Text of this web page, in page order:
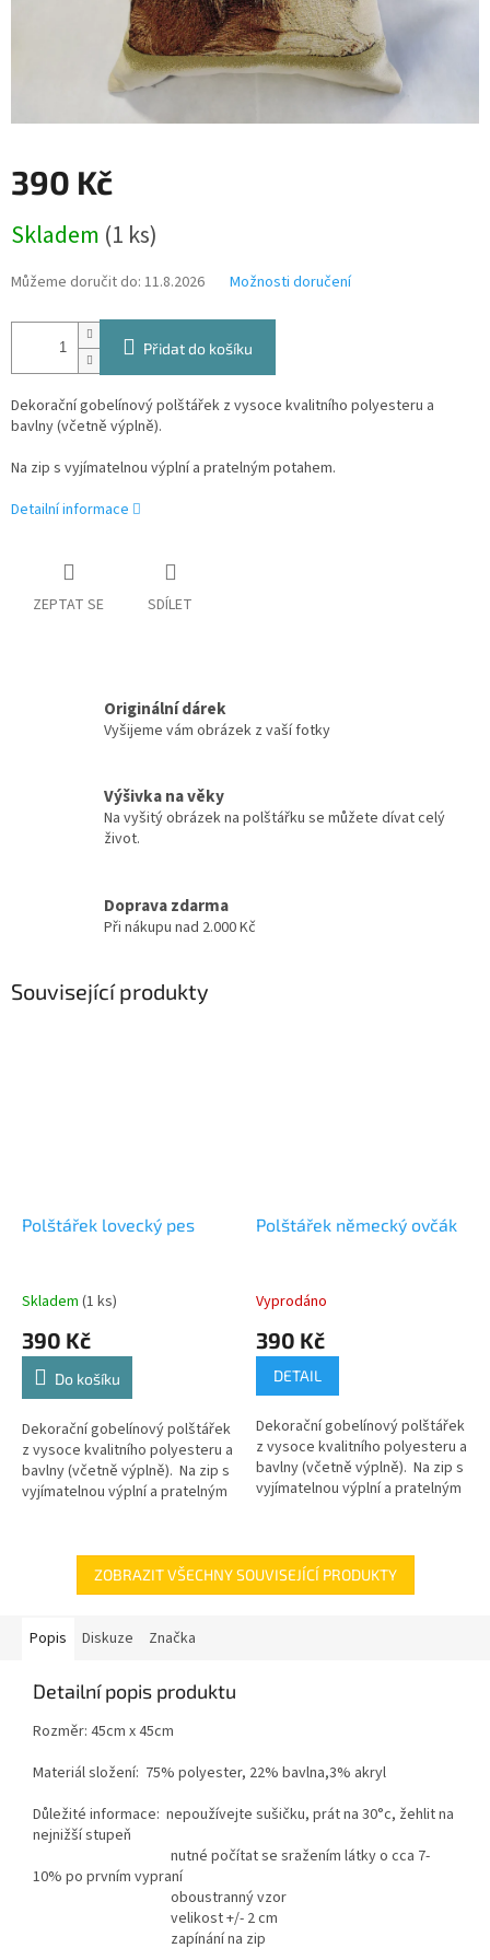
390 Kč
cena:
Skladem (1 ks)
Můžeme doručit do: 11.8.2026 Možnosti doručení
Přidat do košíku
Dekorační gobelínový polštářek z vysoce kvalitního polyesteru a
bavlny (včetně výplně).
Na zip s vyjímatelnou výplní a pratelným potahem.
Detailní informace
ZEPTAT SE SDÍLET
Originální dárek
Vyšijeme vám obrázek z vaší fotky
Výšivka na věky
Na vyšitý obrázek na polštářku se můžete dívat celý
život.
Doprava zdarma
Při nákupu nad 2.000 Kč
Související produkty
Polštářek lovecký pes
Skladem (1 ks)
390 Kč
Do košíku
Dekorační gobelínový polštářek
z vysoce kvalitního polyesteru a
bavlny (včetně výplně). Na zip s
vyjímatelnou výplní a pratelným
Polštářek německý ovčák
Vyprodáno
390 Kč
DETAIL
Dekorační gobelínový polštářek
z vysoce kvalitního polyesteru a
bavlny (včetně výplně). Na zip s
vyjímatelnou výplní a pratelným
ZOBRAZIT VŠECHNY SOUVISEJÍCÍ PRODUKTY
Popis Diskuze Značka
Detailní popis produktu
Rozměr: 45cm x 45cm
Materiál složení: 75% polyester, 22% bavlna,3% akryl
Důležité informace: nepoužívejte sušičku, prát na 30°c, žehlit na
nejnižší stupeň
nutné počítat se sražením látky o cca 7-
10% po prvním vypraní
oboustranný vzor
velikost +/- 2 cm
zapínání na zip